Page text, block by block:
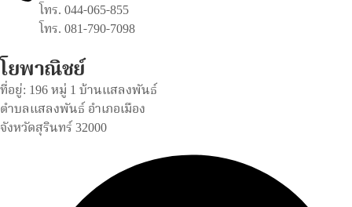
โทร. 044-065-855
โทร. 081-790-7098
โยพาณิชย์
ที่อยู่: 196 หมู่ 1 บ้านแสลงพันธ์
ตำบลแสลงพันธ์ อำเภอเมือง
จังหวัดสุรินทร์ 32000